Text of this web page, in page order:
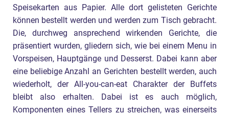
Speisekarten aus Papier. Alle dort gelisteten Gerichte
können bestellt werden und werden zum Tisch gebracht.
Die, durchweg ansprechend wirkenden Gerichte, die
präsentiert wurden, gliedern sich, wie bei einem Menu in
Vorspeisen, Hauptgänge und Desserst. Dabei kann aber
eine beliebige Anzahl an Gerichten bestellt werden, auch
wiederholt, der All-you-can-eat Charakter der Buffets
bleibt also erhalten. Dabei ist es auch möglich,
Komponenten eines Tellers zu streichen, was einerseits